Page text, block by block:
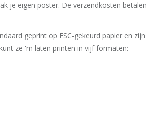
je eigen poster. De verzendkosten
geprint op FSC-gekeurd papier en
ze 'm laten printen in vijf formaten: